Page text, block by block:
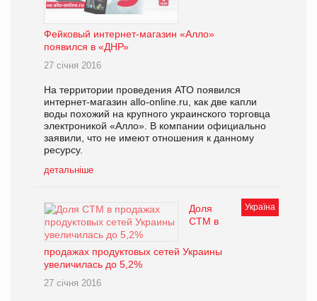
Фейковый интернет-магазин «Алло»
появился в «ДНР»
27 січня 2016
На территории проведения АТО появился
интернет-магазин allo-online.ru, как две капли
воды похожий на крупного украинского торговца
электроникой «Алло». В компании официально
заявили, что не имеют отношения к данному
ресурсу.
детальніше
Україна
Доля
СТМ в
продажах продуктовых сетей Украины
увеличилась до 5,2%
27 січня 2016